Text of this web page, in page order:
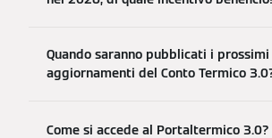
Quando saranno pubblicati i prossimi
aggiornamenti del Conto Termico
Come si accede al Portaltermico 3.0?